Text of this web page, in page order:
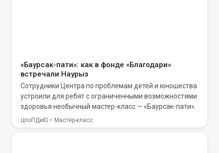
«Баурсак-пати»: как в фонде «Благодари»
встречали Наурыз
Сотрудники Центра по проблемам детей и юношества
устроили для ребят с ограниченными возможностями
здоровья необычный мастер-класс — «Баурсак-пати».
ЦпоПДиЮ Мастер-класс